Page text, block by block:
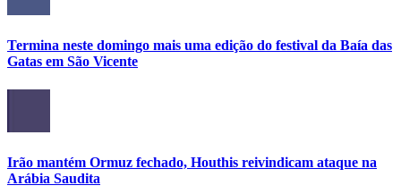
Termina neste domingo mais uma edição do festival da Baía das
Gatas em São Vicente
Irão mantém Ormuz fechado, Houthis reivindicam ataque na
Arábia Saudita